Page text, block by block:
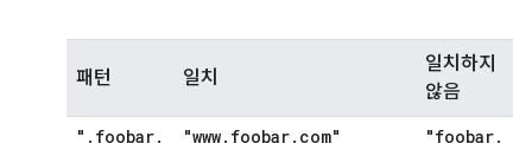
패턴 일치
일치하지
않음
" . foobar.
"www. foobar. com" "foobar.